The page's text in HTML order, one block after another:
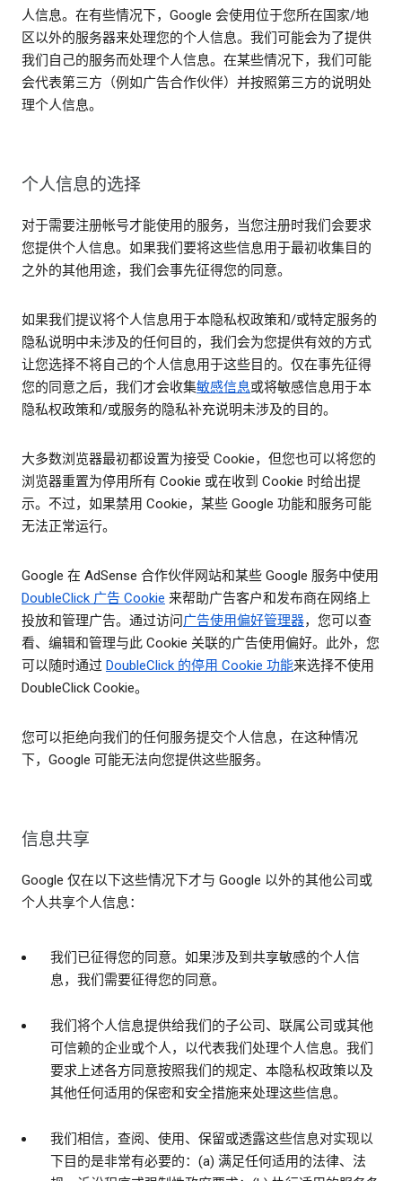
人信息。在有些情况下，Google 会使用位于您所在国家/地
区以外的服务器来处理您的个人信息。我们可能会为了提供
我们自己的服务而处理个人信息。在某些情况下，我们可能
会代表第三方（例如广告合作伙伴）并按照第三方的说明处
理个人信息。
个人信息的选择
对于需要注册帐号才能使用的服务，当您注册时我们会要求
您提供个人信息。如果我们要将这些信息用于最初收集目的
之外的其他用途，我们会事先征得您的同意。
如果我们提议将个人信息用于本隐私权政策和/或特定服务的
隐私说明中未涉及的任何目的，我们会为您提供有效的方式
让您选择不将自己的个人信息用于这些目的。仅在事先征得
您的同意之后，我们才会收集敏感信息或将敏感信息用于本
隐私权政策和/或服务的隐私补充说明未涉及的目的。
大多数浏览器最初都设置为接受 Cookie，但您也可以将您的
浏览器重置为停用所有 Cookie 或在收到 Cookie 时给出提
示。不过，如果禁用 Cookie，某些 Google 功能和服务可能
无法正常运行。
Google 在 AdSense 合作伙伴网站和某些 Google 服务中使用
DoubleClick 广告 Cookie 来帮助广告客户和发布商在网络上
投放和管理广告。通过访问广告使用偏好管理器，您可以查
看、编辑和管理与此 Cookie 关联的广告使用偏好。此外，您
可以随时通过 DoubleClick 的停用 Cookie 功能来选择不使用
DoubleClick Cookie。
您可以拒绝向我们的任何服务提交个人信息，在这种情况
下，Google 可能无法向您提供这些服务。
信息共享
Google 仅在以下这些情况下才与 Google 以外的其他公司或
个人共享个人信息：
我们已征得您的同意。如果涉及到共享敏感的个人信
息，我们需要征得您的同意。
我们将个人信息提供给我们的子公司、联属公司或其他
可信赖的企业或个人，以代表我们处理个人信息。我们
要求上述各方同意按照我们的规定、本隐私权政策以及
其他任何适用的保密和安全措施来处理这些信息。
我们相信，查阅、使用、保留或透露这些信息对实现以
下目的是非常有必要的：(a) 满足任何适用的法律、法